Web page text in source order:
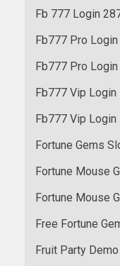
Fb 777 Login
Fb777 Pro
Fb777 Pro
Fb777 Vip
Fb777 Vip
Fortune Gems
Fortune Mouse
Fortune Mouse
Free Fortune
Fruit Party